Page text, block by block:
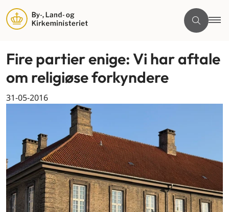
Fire partier enige: Vi har aftale
om religiøse forkyndere
31-05-2016